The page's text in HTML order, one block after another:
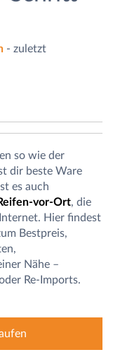
- zuletzt
so wie der
dir beste Ware
es auch
vor-Ort, die
Hier findest
Bestpreis,
Nähe –
Re-Imports.